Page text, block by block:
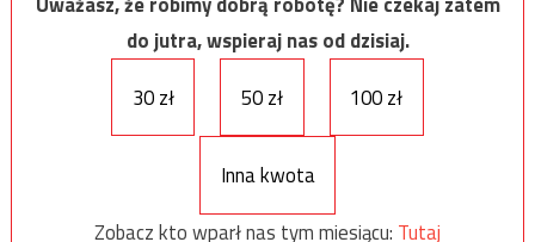
do jutra, wspieraj nas od dzisiaj.
30 zł
50 zł 100 zł
Inna kwota
Zobacz kto wparł nas tym miesiącu: Tutaj